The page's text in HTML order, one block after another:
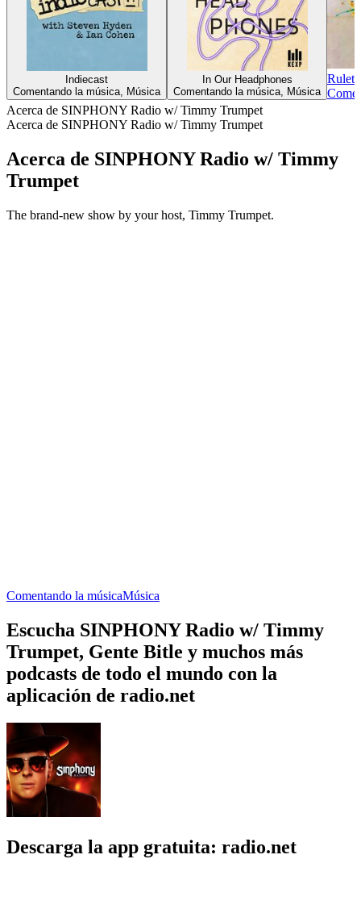
Indiecast
Comentando la música, Música
In Our Headphones
Comentando la música, Música
Acerca de SINPHONY Radio w/ Timmy Trumpet
Acerca de SINPHONY Radio w/ Timmy Trumpet
Acerca de SINPHONY Radio w/ Timmy
Trumpet
The brand-new show by your host, Timmy Trumpet.
Comentando la músicaMúsica
Escucha SINPHONY Radio w/ Timmy
Trumpet, Gente Bitle y muchos más
podcasts de todo el mundo con la
aplicación de radio.net
Descarga la app gratuita: radio.net